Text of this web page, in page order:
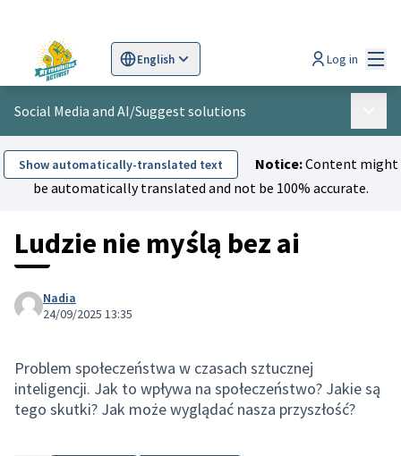
English
Sprache wählen Scegli la lingua
Log in
Social Media and AI/Suggest solutions
Show automatically-translated text Notice:Content might
be automatically translated and not be 100% accurate.
Ludzie nie myślą bez ai
Nadia
24/09/2025 13:35
Problem społeczeństwa w czasach sztucznej
inteligencji. Jak to wpływa na społeczeństwo? Jakie są
tego skutki? Jak może wyglądać nasza przyszłość?